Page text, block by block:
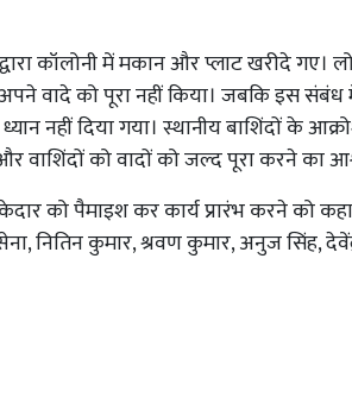
कॉलोनी में मकान और प्लाट खरीदे गए।
अपने वादे को पूरा नहीं किया। जबकि इस
नहीं दिया गया। स्थानीय बाशिंदों के
वाशिंदों को वादों को जल्द पूरा करने का
को पैमाइश कर कार्य प्रारंभ करने को
नितिन कुमार, श्रवण कुमार, अनुज सिंह,